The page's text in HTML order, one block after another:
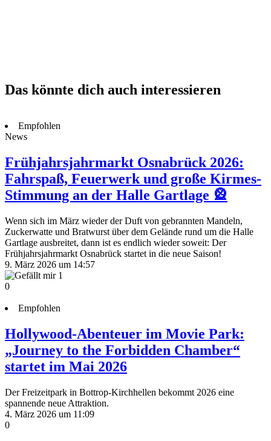
Das könnte dich auch interessieren
Empfohlen
News
Frühjahrsjahrmarkt Osnabrück 2026:
Fahrspaß, Feuerwerk und große Kirmes-
Stimmung an der Halle Gartlage 🎡
Wenn sich im März wieder der Duft von gebrannten Mandeln,
Zuckerwatte und Bratwurst über dem Gelände rund um die Halle
Gartlage ausbreitet, dann ist es endlich wieder soweit: Der
Frühjahrsjahrmarkt Osnabrück startet in die neue Saison!
9. März 2026 um 14:57
1
0
Empfohlen
Hollywood-Abenteuer im Movie Park:
„Journey to the Forbidden Chamber“
startet im Mai 2026
Der Freizeitpark in Bottrop-Kirchhellen bekommt 2026 eine
spannende neue Attraktion.
4. März 2026 um 11:09
0